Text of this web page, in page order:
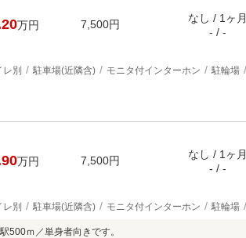
万円 7,500円
なし / 1ヶ月
- / -
別 駐車場(近隣含) モニタ付インターホン 駐輪場
万円 7,500円
なし / 1ヶ月
- / -
別 駐車場(近隣含) モニタ付インターホン 駐輪場
500ｍ／単身者向きです。